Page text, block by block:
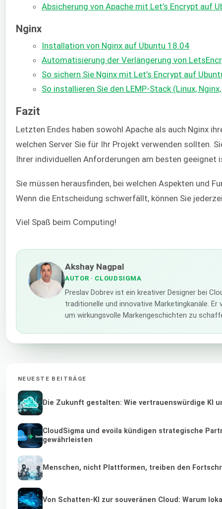
Absicherung von Apache mit Let’s Encrypt auf
Nginx
Installation von Nginx auf Ubuntu 18.04
Automatisierung der Verlängerung von
So sichern Sie Nginx mit Let’s Encrypt auf
So installieren Sie den LEMP-Stack (Linux,
Fazit
Letzten Endes haben sowohl Apache als auch Nginx
welchen Server Sie für Ihr Projekt verwenden sollten.
Ihrer individuellen Anforderungen am besten geeignet
Sie müssen herausfinden, bei welchen Aspekten und
Wenn die Entscheidung schwerfällt, können Sie
Viel Spaß beim Computing!
Akshay Nagpal
AUTOR · CLOUDSIGMA
Preslav Dobrev ist ein kreativer Designer bei
traditionelle und innovative Marketingkanäle.
um wirkungsvolle Markengeschichten zu
NEUESTE BEITRÄGE
Die Zukunft gestalten: Wie vertrauenswürdige KI
CloudSigma und evoila kündigen strategische
gewährleisten
Menschen, nicht Plattformen, treiben den
Von Schatten-KI zur souveränen Cloud: Warum